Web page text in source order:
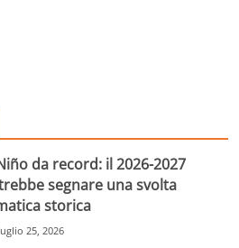
da record: il 2026-2027
segnare una svolta
storica
25, 2026